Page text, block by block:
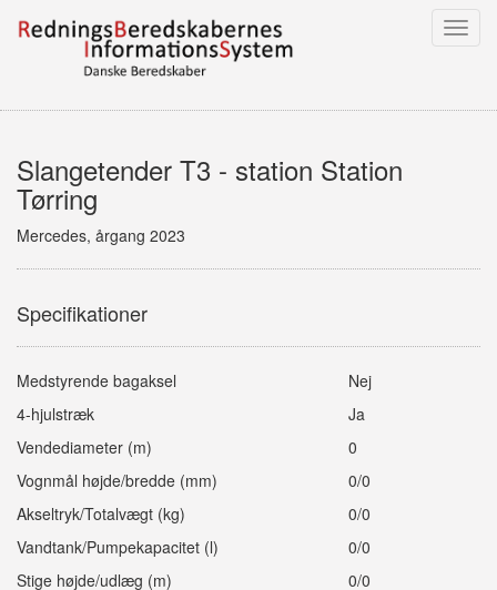
Slangetender T3 - station Station
Tørring
Mercedes, årgang 2023
Specifikationer
Medstyrende bagaksel
4-hjulstræk
Vendediameter (m)
Vognmål højde/bredde (mm)
Akseltryk/Totalvægt (kg)
Vandtank/Pumpekapacitet (l)
Stige højde/udlæg (m)
Nej
Ja
0
0/0
0/0
0/0
0/0